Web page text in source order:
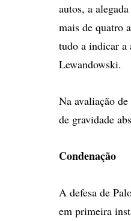
autos, a
mais de quatro
tudo a indicar a
Lewandowski.
Na avaliação
de gravidade
Condenação
A defesa de
em primeira